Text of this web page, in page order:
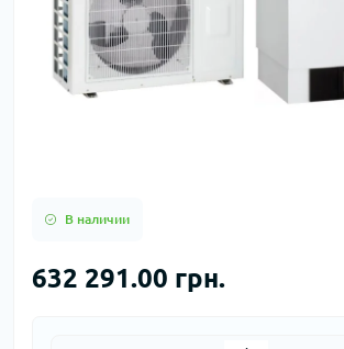
В наличии
632 291.00 грн.